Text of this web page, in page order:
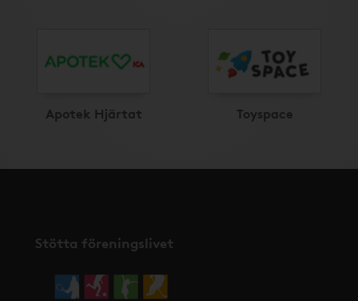
Apotek Hjärtat Toyspace
Stötta föreningslivet